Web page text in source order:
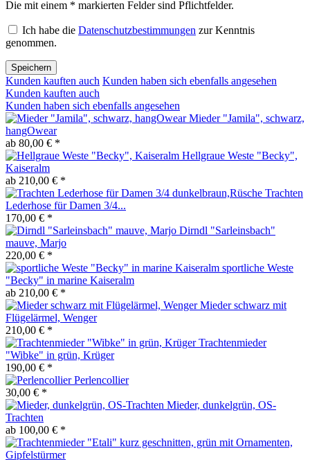
Die mit einem * markierten Felder sind Pflichtfelder.
Ich habe die Datenschutzbestimmungen zur Kenntnis
genommen.
Speichern
Kunden kauften auch Kunden haben sich ebenfalls angesehen
Kunden kauften auch
Kunden haben sich ebenfalls angesehen
Mieder "Jamila", schwarz,
hangOwear
ab 80,00 € *
Hellgraue Weste "Becky",
Kaiseralm
ab 210,00 € *
Trachten
Lederhose für Damen 3/4...
170,00 € *
Dirndl "Sarleinsbach"
mauve, Marjo
220,00 € *
sportliche Weste
"Becky" in marine Kaiseralm
ab 210,00 € *
Mieder schwarz mit
Flügelärmel, Wenger
210,00 € *
Trachtenmieder
"Wibke" in grün, Krüger
190,00 € *
Perlencollier
30,00 € *
Mieder, dunkelgrün, OS-
Trachten
ab 100,00 € *